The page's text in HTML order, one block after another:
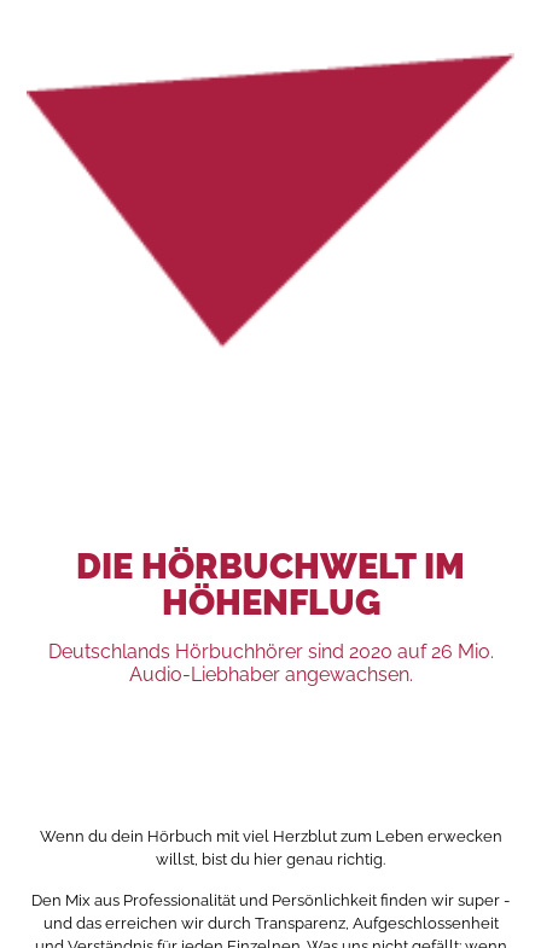
DIE HÖRBUCHWELT IM
HÖHENFLUG
Deutschlands Hörbuchhörer sind 2020 auf 26 Mio.
Audio-Liebhaber angewachsen.
Wenn du dein Hörbuch mit viel Herzblut zum Leben erwecken
willst, bist du hier genau richtig.
Den Mix aus Professionalität und Persönlichkeit finden wir super -
und das erreichen wir durch Transparenz, Aufgeschlossenheit